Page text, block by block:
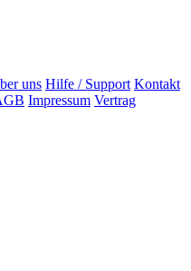
uns Hilfe / Support Kontakt
Impressum Vertrag